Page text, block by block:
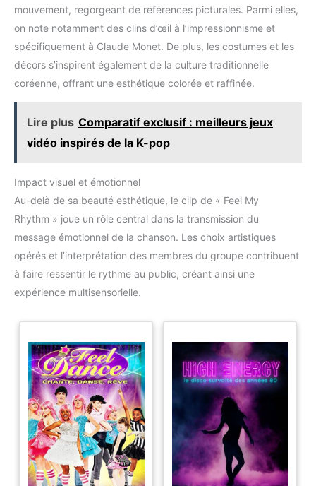
mouvement, regorgeant de références picturales. Parmi elles,
on note notamment des clins d’œil à l’impressionnisme et
spécifiquement à Claude Monet. De plus, les costumes et les
décors s’inspirent également de la culture traditionnelle
coréenne, offrant une esthétique colorée et raffinée.
Lire plus Comparatif exclusif : meilleurs jeux
vidéo inspirés de la K-pop
Impact visuel et émotionnel
Au-delà de sa beauté esthétique, le clip de « Feel My
Rhythm » joue un rôle central dans la transmission du
message émotionnel de la chanson. Les choix artistiques
opérés et l’interprétation des membres du groupe contribuent
à faire ressentir le rythme au public, créant ainsi une
expérience multisensorielle.